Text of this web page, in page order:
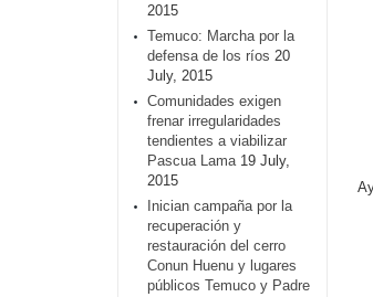
2015
Temuco: Marcha por la
defensa de los ríos 20
July, 2015
Comunidades exigen
frenar irregularidades
tendientes a viabilizar
Pascua Lama 19 July,
2015
Inician campaña por la
recuperación y
restauración del cerro
Conun Huenu y lugares
públicos Temuco y Padre